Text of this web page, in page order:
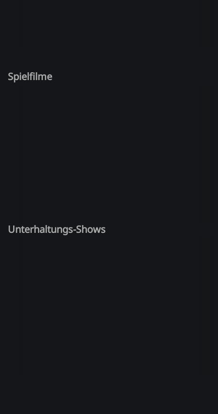
Spielfilme
Unterhaltungs-Shows